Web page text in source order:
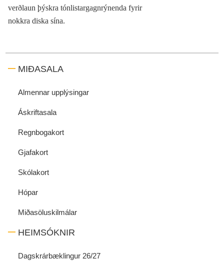
verðlaun þýskra tónlistargagnrýnenda fyrir
nokkra diska sína.
MIÐASALA
Almennar upplýsingar
Áskriftasala
Regnbogakort
Gjafakort
Skólakort
Hópar
Miðasöluskilmálar
HEIMSÓKNIR
Dagskrárbæklingur 26/27